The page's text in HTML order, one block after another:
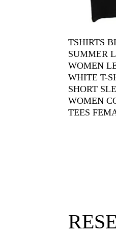
TSHIRTS
SUMMER
WOMEN
WHITE T-
SHORT
WOMEN
TEES